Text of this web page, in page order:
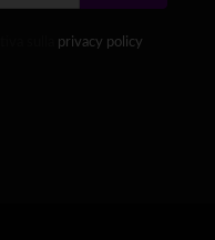
privacy policy